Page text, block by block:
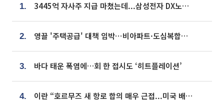
1. 3445억 자사주 지급 마쳤는데...삼성전자 DX노조, 뒤늦은 '떼쓰기 집회'
2. 영끌 '주택공급' 대책 임박⋯비아파트·도심복합까지 총동원
3. 바다 태운 폭염에…회 한 접시도 ‘히트플레이션’
4. 이란 “호르무즈 새 항로 합의 매우 근접...미국 배상 먼저”